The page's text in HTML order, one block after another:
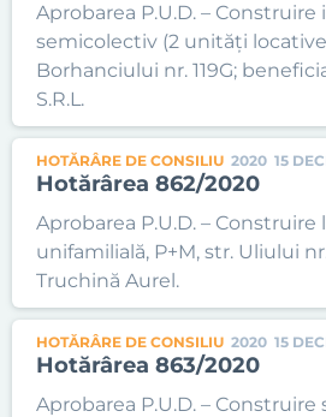
Aprobarea P.U.D. – Construire
semicolectiv (2 unități
Borhanciului nr. 119G;
S.R.L.
HOTĂRÂRE DE CONSILIU 2020 15
Hotărârea 862/2020
Aprobarea P.U.D. – Construire
unifamilială, P+M, str. Uliului
Truchină Aurel.
HOTĂRÂRE DE CONSILIU 2020 15
Hotărârea 863/2020
Aprobarea P.U.D. –